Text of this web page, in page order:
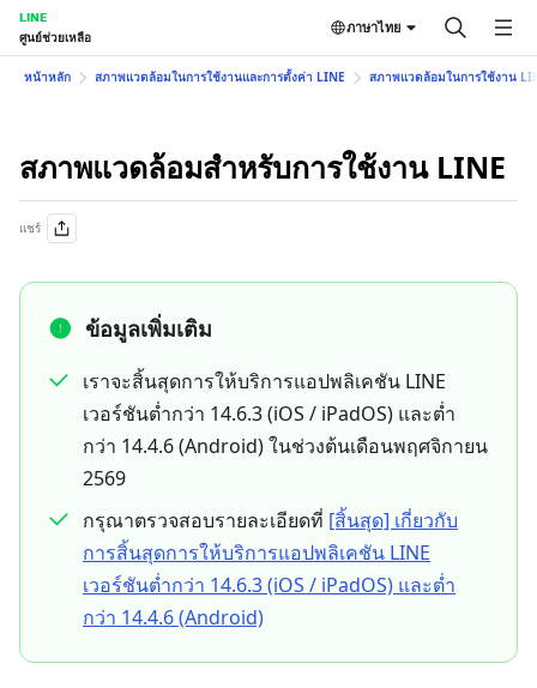
LINE
ศูนย์ช่วยเหลือ
ภาษาไทย
หน้าหลัก สภาพแวดล้อมในการใช้งานและการตั้งค่า LINE สภาพแวดล้อมในการใช้งาน
สภาพแวดล้อมสำหรับการใช้งาน LINE
แชร์
ข้อมูลเพิ่มเติม
เราจะสิ้นสุดการให้บริการแอปพลิเคชัน LINE
เวอร์ชันต่ำกว่า 14.6.3 (iOS / iPadOS) และต่ำ
กว่า 14.4.6 (Android) ในช่วงต้นเดือนพฤศจิกายน
2569
กรุณาตรวจสอบรายละเอียดที่ [สิ้นสุด] เกี่ยวกับ
การสิ้นสุดการให้บริการแอปพลิเคชัน LINE
เวอร์ชันต่ำกว่า 14.6.3 (iOS / iPadOS) และต่ำ
กว่า 14.4.6 (Android)